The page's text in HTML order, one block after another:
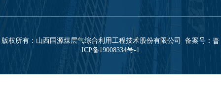
版权所有：山西国源煤层气综合利用工程技术股份有限公司 备案号： 晋
ICP备19008334号-1